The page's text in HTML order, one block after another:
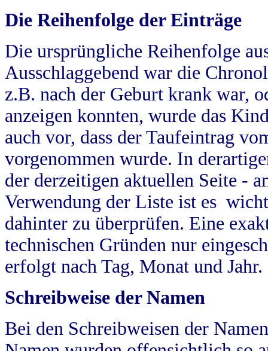
Die Reihenfolge der Einträge
Die ursprüngliche Reihenfolge
Ausschlaggebend war die
z.B. nach der Geburt krank war,
anzeigen konnten, wurde das
auch vor, dass der Taufeintrag
vorgenommen wurde. In
der derzeitigen aktuellen Seite -
Verwendung der Liste ist es
dahinter zu überprüfen. Eine
technischen Gründen nur
erfolgt nach Tag, Monat und Jahr.
Schreibweise der Namen
Bei den Schreibweisen der